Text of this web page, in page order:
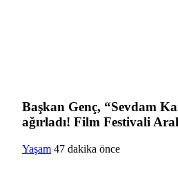
Başkan Genç, “Sevdam
ağırladı! Film Festivali
Yaşam 47 dakika önce